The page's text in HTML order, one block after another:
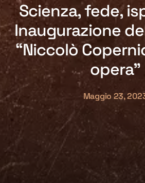
Scienza, fede,
Inaugurazione
“Niccolò
opera”
Maggio 23,